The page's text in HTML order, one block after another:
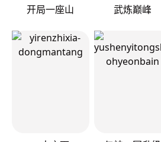
开局一座山 武炼巅峰